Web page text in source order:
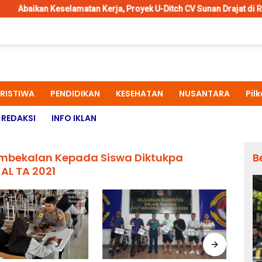
Kerja, Proyek U-Ditch CV Sunan Drajat di Raya Ngemplak
PENDIDIKAN KESEHATAN NUSANTARA
REDAKSI INFO IKLAN
Kepada Siswa Diktukpa
TA 2021